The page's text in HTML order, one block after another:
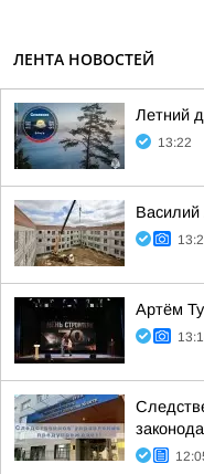
ЛЕНТА НОВОСТЕЙ
Летний
13:22
Василий
Артём